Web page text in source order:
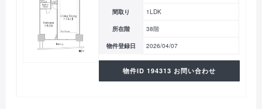
間取り 1LDK
所在階 38階
物件登録日 2026/04/07
物件ID 194313 お問い合わせ